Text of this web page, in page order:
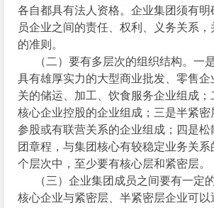
各自都具有法人资格。企业集团须有
员企业之间的责任、权利、义务关系
的准则。
（二）要有多层次的组织结构。一
具有雄厚实力的大型商业批发、零售
关的储运、加工、饮食服务企业组成；
核心企业控股的企业组成；三是半紧密
参股或有联营关系的企业组成；四是
团章程，与集团核心有较稳定业务关系
个层次中，至少要有核心层和紧密层。
（三）企业集团成员之间要有一定
核心企业与紧密层、半紧密层企业可以